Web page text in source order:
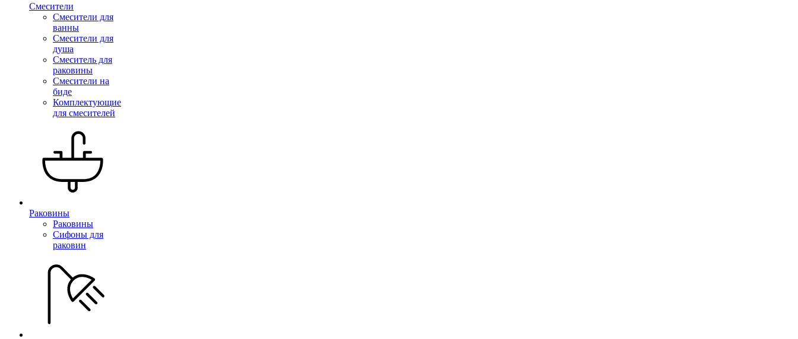
Смесители
Смесители для
ванны
Смесители для
душа
Смеситель для
раковины
Смесители на
биде
Комплектующие
для смесителей
Раковины
Раковины
Сифоны для
раковин